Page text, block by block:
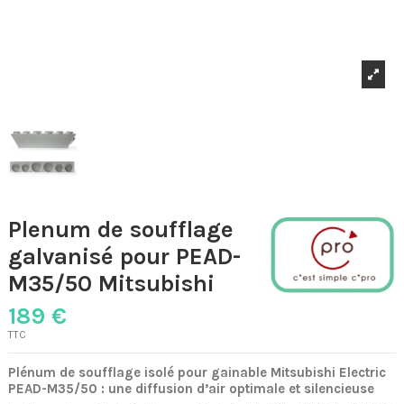
Plenum de soufflage
galvanisé pour PEAD-
M35/50 Mitsubishi
189 €
TTC
Plénum de soufflage isolé pour gainable Mitsubishi Electric
PEAD-M35/50 : une diffusion d’air optimale et silencieuse